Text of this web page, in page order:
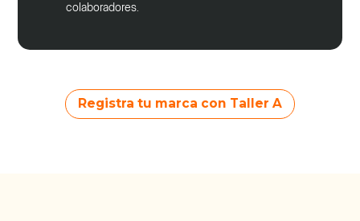
colaboradores.
Registra tu marca con Taller A